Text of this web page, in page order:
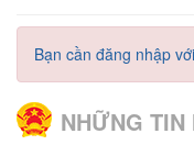
Bạn cần đăng nhập
NHỮNG TIN